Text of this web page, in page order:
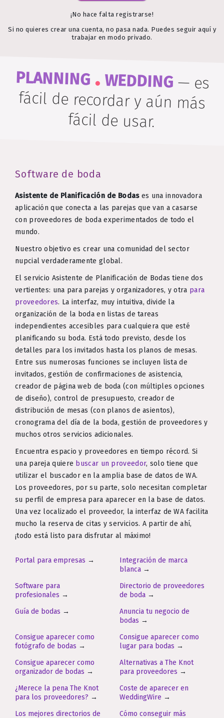
¡No hace falta registrarse!
Si no quieres crear una cuenta, no pasa nada. Puedes seguir aquí y
trabajar en modo privado.
PLANNING . WEDDING— es
fácil de recordar y aún más
fácil de usar.
Software de boda
Asistente de Planificación de Bodases una innovadora
aplicación que conecta a las parejas que van a casarse
con proveedores de boda experimentados de todo el
mundo.
Nuestro objetivo es crear una comunidad del sector
nupcial verdaderamente global.
El servicio Asistente de Planificación de Bodas tiene dos
vertientes: una para parejas y organizadores, y otra para
proveedores. La interfaz, muy intuitiva, divide la
organización de la boda en listas de tareas
independientes accesibles para cualquiera que esté
planificando su boda. Está todo previsto, desde los
detalles para los invitados hasta los planos de mesas.
Entre sus numerosas funciones se incluyen lista de
invitados, gestión de confirmaciones de asistencia,
creador de página web de boda (con múltiples opciones
de diseño), control de presupuesto, creador de
distribución de mesas (con planos de asientos),
cronograma del día de la boda, gestión de proveedores y
muchos otros servicios adicionales.
Encuentra espacio y proveedores en tiempo récord. Si
una pareja quiere buscar un proveedor, solo tiene que
utilizar el buscador en la amplia base de datos de WA.
Los proveedores, por su parte, solo necesitan completar
su perfil de empresa para aparecer en la base de datos.
Una vez localizado el proveedor, la interfaz de WA facilita
mucho la reserva de citas y servicios. A partir de ahí,
¡todo está listo para disfrutar al máximo!
Portal para empresas →
Integración de marca
blanca →
Software para
profesionales →
Directorio de proveedores
de boda →
Guía de bodas →
Anuncia tu negocio de
bodas →
Consigue aparecer como
fotógrafo de bodas →
Consigue aparecer como
lugar para bodas →
Consigue aparecer como
organizador de bodas →
Alternativas a The Knot
para proveedores →
¿Merece la pena The Knot
para los proveedores? →
Coste de aparecer en
WeddingWire →
Los mejores directorios de
Cómo conseguir más